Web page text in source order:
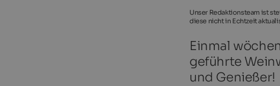
Unser Redaktionsteam ist
diese nicht in Echtzeit
Einmal
geführte
und Genießer!